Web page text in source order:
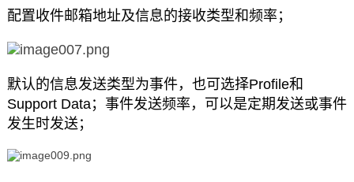
配置收件邮箱地址及信息的接收类型和频率；
默认的信息发送类型为事件，也可选择Profile和
Support Data；事件发送频率，可以是定期发送或事件
发生时发送；